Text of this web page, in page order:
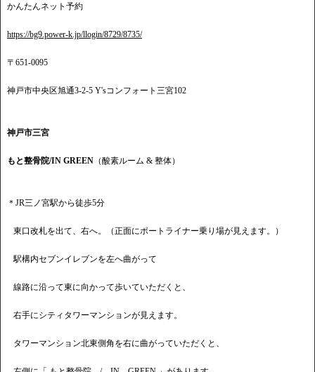
かんたんネット予約
https://bg9.power-k.jp/llogin/8729/8735/
〒651-0095
神戸市中央区旭通3-2-5 Y'sコンフォート三宮102
神戸市三宮
もと整骨院/IN GREEN （酸素ルーム & 整体）
＊JR三ノ宮駅から徒歩5分
東口改札を出て、右へ。（正面にポートライナー乗り場が見えます。）
駅構内セブンイレブンを左へ曲がって
線路に沿って東に向かって歩いていただくと、
右手にシティタワーマンションが見えます。
タワーマンション北東側角を右に曲がっていただくと、